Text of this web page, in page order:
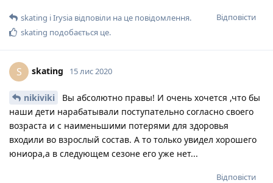
Відповісти
skating іIrysia відповіли на це повідомлення.
skating подобається це.
S skating 15 лис 2020
nikiviki
Вы абсолютно правы! И очень хочется ,что бы
наши дети нарабатывали поступательно согласно своего
возраста и с наименьшими потерями для здоровья
входили во взрослый состав. А то только увидел хорошего
юниора,а в следующем сезоне его уже нет...
Відповісти